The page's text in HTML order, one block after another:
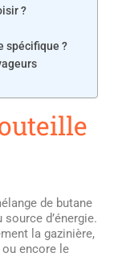
?
spécifique ?
de butane
d’énergie.
la gazinière,
encore le